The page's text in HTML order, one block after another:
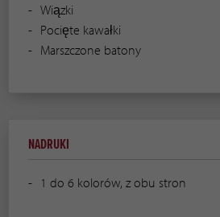
Wiązki
Pocięte kawałki
Marszczone batony
NADRUKI
1 do 6 kolorów, z obu stron